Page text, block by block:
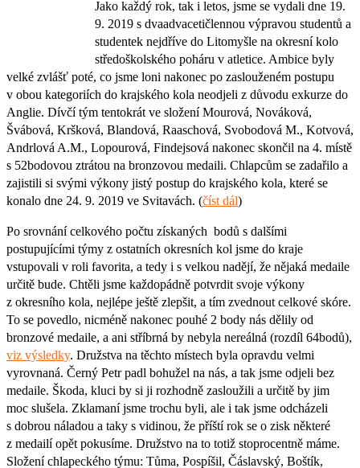
Jako každý rok, tak i letos, jsme se vydali dne 19.
9. 2019 s dvaadvacetičlennou výpravou studentů a
studentek nejdříve do Litomyšle na okresní kolo
středoškolského poháru v atletice. Ambice byly
velké zvlášť poté, co jsme loni nakonec po zaslouženém postupu
v obou kategoriích do krajského kola neodjeli z důvodu exkurze do
Anglie. Dívčí tým tentokrát ve složení Mourová, Nováková,
Švábová, Kršková, Blandová, Raaschová, Svobodová M., Kotvová,
Andrlová A.M., Lopourová, Findejsová nakonec skončil na 4. místě
s 52bodovou ztrátou na bronzovou medaili. Chlapcům se zadařilo a
zajistili si svými výkony jistý postup do krajského kola, které se
konalo dne 24. 9. 2019 ve Svitavách. (číst dál)
Po srovnání celkového počtu získaných bodů s dalšími
postupujícími týmy z ostatních okresních kol jsme do kraje
vstupovali v roli favorita, a tedy i s velkou nadějí, že nějaká medaile
určitě bude. Chtěli jsme každopádně potvrdit svoje výkony
z okresního kola, nejlépe ještě zlepšit, a tím zvednout celkové skóre.
To se povedlo, nicméně nakonec pouhé 2 body nás dělily od
bronzové medaile, a ani stříbrná by nebyla nereálná (rozdíl 64bodů),
viz výsledky. Družstva na těchto místech byla opravdu velmi
vyrovnaná. Černý Petr padl bohužel na nás, a tak jsme odjeli bez
medaile. Škoda, kluci by si ji rozhodně zasloužili a určitě by jim
moc slušela. Zklamaní jsme trochu byli, ale i tak jsme odcházeli
s dobrou náladou a taky s vidinou, že příští rok se o zisk některé
z medailí opět pokusíme. Družstvo na to totiž stoprocentně máme.
Složení chlapeckého týmu: Tůma, Pospíšil, Čáslavský, Boštík,